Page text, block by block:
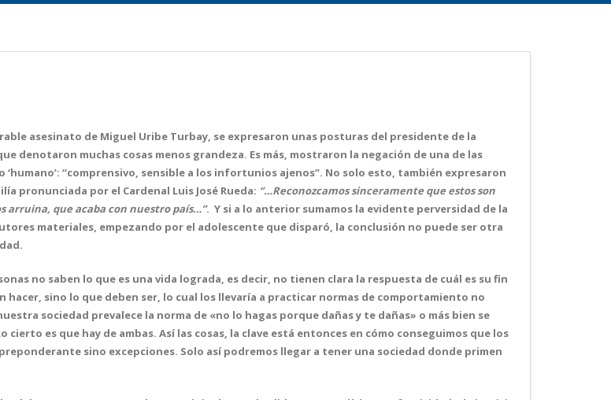
asesinato de Miguel Uribe Turbay, se expresaron unas posturas del presidente de la
denotaron muchas cosas menos grandeza. Es más, mostraron la negación de una de las
“comprensivo, sensible a los infortunios ajenos”. No solo esto, también expresaron
pronunciada por el Cardenal Luis José Rueda: “…Reconozcamos sinceramente que estos son
arruina, que acaba con nuestro país…”. Y si a lo anterior sumamos la evidente perversidad de la
materiales, empezando por el adolescente que disparó, la conclusión no puede ser otra
no saben lo que es una vida lograda, es decir, no tienen clara la respuesta de cuál es su fin
hacer, sino lo que deben ser, lo cual los llevaría a practicar normas de comportamiento no
sociedad prevalece la norma de «no lo hagas porque dañas y te dañas» o más bien se
es que hay de ambas. Así las cosas, la clave está entonces en cómo conseguimos que los
sino excepciones. Solo así podremos llegar a tener una sociedad donde primen